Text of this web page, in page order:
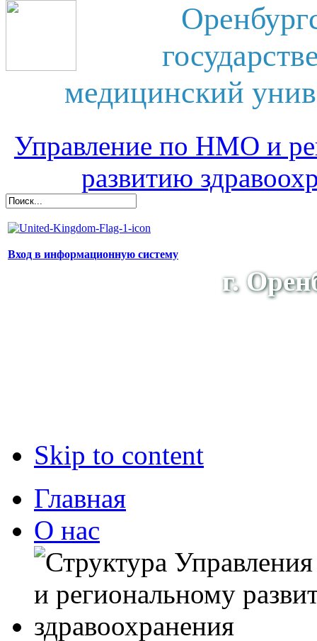
медицинский
Управление по НМО и
развитию
Вход в информационную систему
г.
Skip to content
Главная
О нас